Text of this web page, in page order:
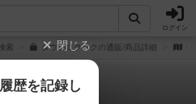
ログイン
索 タウンロクロクの通販/商品詳細 作
閉じる
歴を記録し